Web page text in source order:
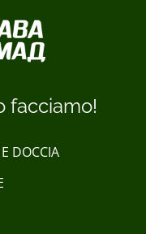
facciamo!
DOCCIA